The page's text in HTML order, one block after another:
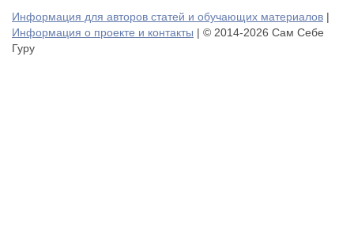
Информация для авторов статей и обучающих материалов |
Информация о проекте и контакты | © 2014-2026 Сам Себе
Гуру